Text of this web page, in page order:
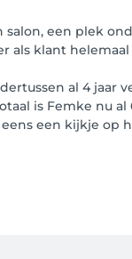
een plek
als klant
al 4 jaar
is Femke nu
een kijkje op